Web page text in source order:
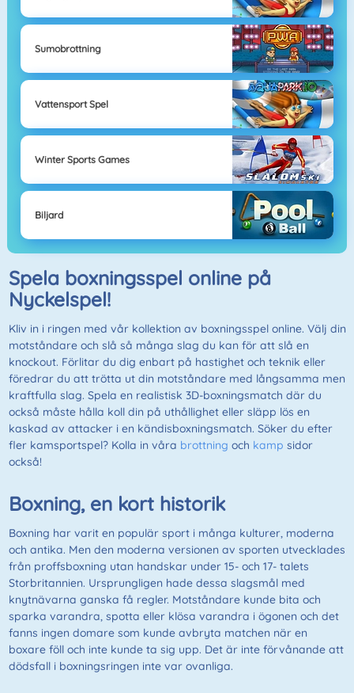
Sumobrottning
Vattensport Spel
Winter Sports Games
Biljard
Spela boxningsspel online på
Nyckelspel!
Kliv in i ringen med vår kollektion av boxningsspel online. Välj din
motståndare och slå så många slag du kan för att slå en
knockout. Förlitar du dig enbart på hastighet och teknik eller
föredrar du att trötta ut din motståndare med långsamma men
kraftfulla slag. Spela en realistisk 3D-boxningsmatch där du
också måste hålla koll din på uthållighet eller släpp lös en
kaskad av attacker i en kändisboxningsmatch. Söker du efter
fler kamsportspel? Kolla in våra brottning och kamp sidor
också!
Boxning, en kort historik
Boxning har varit en populär sport i många kulturer, moderna
och antika. Men den moderna versionen av sporten utvecklades
från proffsboxning utan handskar under 15- och 17- talets
Storbritannien. Ursprungligen hade dessa slagsmål med
knytnävarna ganska få regler. Motståndare kunde bita och
sparka varandra, spotta eller klösa varandra i ögonen och det
fanns ingen domare som kunde avbryta matchen när en
boxare föll och inte kunde ta sig upp. Det är inte förvånande att
dödsfall i boxningsringen inte var ovanliga.